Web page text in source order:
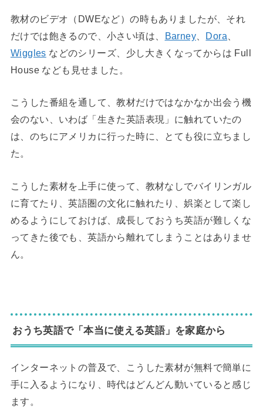
教材のビデオ（DWEなど）の時もありましたが、それ
だけでは飽きるので、小さい頃は、 Barney、 Dora
Wiggles などのシリーズ、少し大きくなってからは Full
House なども見せました。
こうした番組を通して、教材だけではなかなか出会う機
会のない、いわば「生きた英語表現」に触れていたの
は、のちにアメリカに行った時に、とても役に立ちまし
た。
こうした素材を上手に使って、教材なしでバイリンガル
に育てたり、英語圏の文化に触れたり、娯楽として楽し
めるようにしておけば、成長しておうち英語が難しくな
ってきた後でも、英語から離れてしまうことはありませ
ん。
おうち英語で「本当に使える英語」を家庭から
インターネットの普及で、こうした素材が無料で簡単に
手に入るようになり、時代はどんどん動いていると感じ
ます。